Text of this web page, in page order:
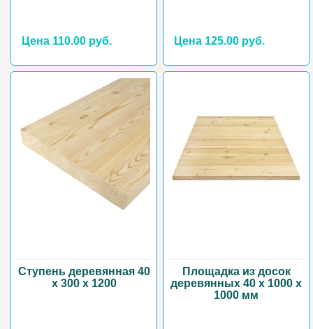
Цена 110.00 руб. Цена 125.00 руб.
Ступень деревянная 40
х 300 х 1200
Площадка из досок
деревянных 40 х 1000 х
1000 мм